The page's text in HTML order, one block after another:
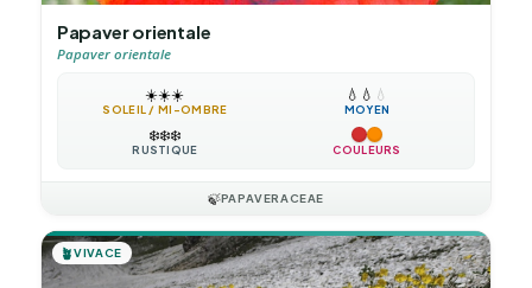
Papaver orientale
Papaver orientale
☀️☀️☀️
SOLEIL / MI-OMBRE
💧 💧 💧
MOYEN
❄️❄️❄️
RUSTIQUE COULEURS
🍃PAPAVERACEAE
🪴VIVACE